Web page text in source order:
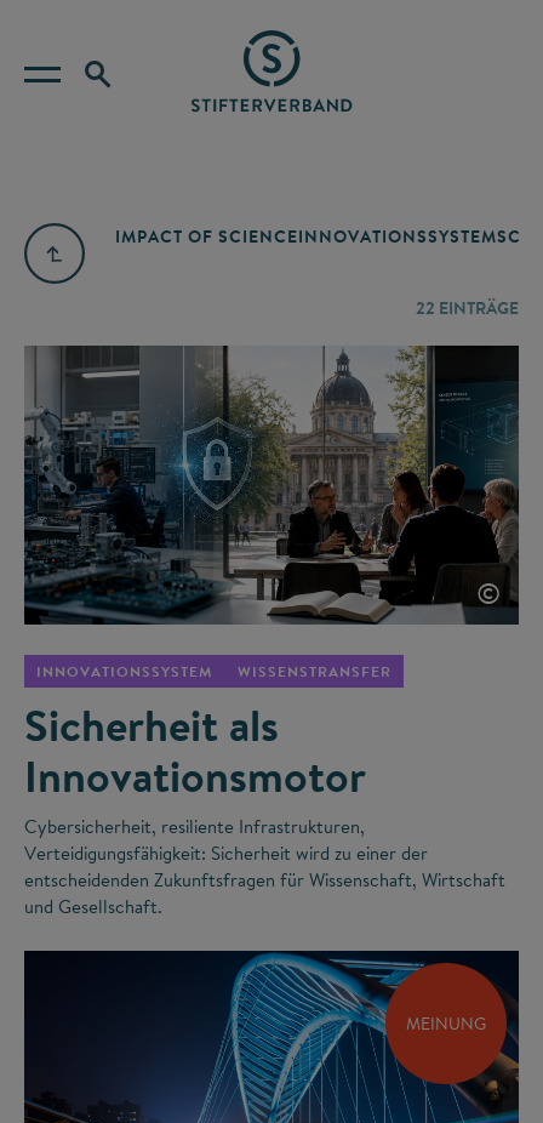
IMPACT OF SCIENCEINNOVATIONSSYSTEM
22 EINTRÄGE
©
INNOVATIONSSYSTEM WISSENSTRANSFER
Sicherheit als
Innovationsmotor
Cybersicherheit, resiliente Infrastrukturen,
Verteidigungsfähigkeit: Sicherheit wird zu einer der
entscheidenden Zukunftsfragen für Wissenschaft, Wirtschaft
und Gesellschaft.
MEINUNG